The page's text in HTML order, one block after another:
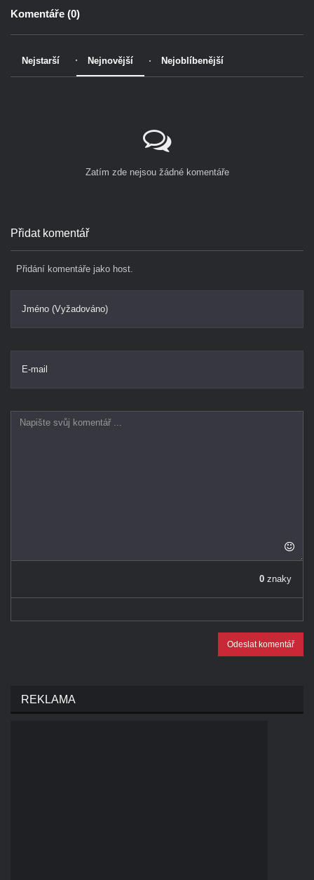
Komentáře (0)
Nejstarší Nejnovější Nejoblíbenější
Zatím zde nejsou žádné komentáře
Přidat komentář
Přidání komentáře jako host.
Jméno (Vyžadováno)
E-mail
0 znaky
Odeslat komentář
REKLAMA